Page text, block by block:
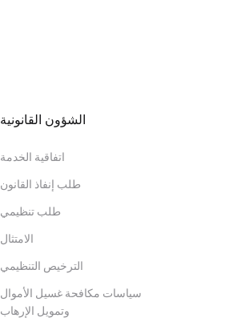
الشؤون القانونية
اتفاقية الخدمة
طلب إنفاذ القانون
طلب تنظيمي
الامتثال
الترخيص التنظيمي
سياسات مكافحة غسيل الأموال
وتمويل الإرهاب